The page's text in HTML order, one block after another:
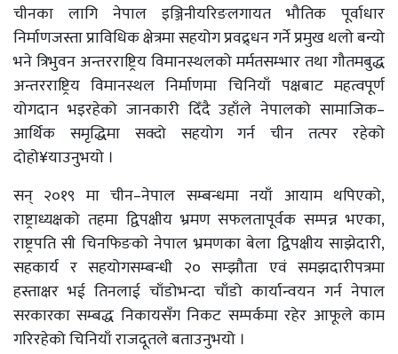
चीनका लागि नेपाल इञ्जिनीयरिङलगायत भौतिक पूर्वाधार
निर्माणजस्ता प्राविधिक क्षेत्रमा सहयोग प्रवद्र्धन गर्ने प्रमुख थलो बन्यो
भने त्रिभुवन अन्तरराष्ट्रिय विमानस्थलको मर्मतसम्भार तथा गौतमबुद्ध
अन्तरराष्ट्रिय विमानस्थल निर्माणमा चिनियाँ पक्षबाट महत्वपूर्ण
योगदान भइरहेको जानकारी दिँदै उहाँले नेपालको सामाजिक–
आर्थिक समृद्धिमा सक्दो सहयोग गर्न चीन तत्पर रहेको
दोहो¥याउनुभयो ।
सन् २०१९ मा चीन–नेपाल सम्बन्धमा नयाँ आयाम थपिएको,
राष्ट्राध्यक्षको तहमा द्विपक्षीय भ्रमण सफलतापूर्वक सम्पन्न भएका,
राष्ट्रपति सी चिनफिङको नेपाल भ्रमणका बेला द्विपक्षीय साझेदारी,
सहकार्य र सहयोगसम्बन्धी २० सम्झौता एवं समझदारीपत्रमा
हस्ताक्षर भई तिनलाई चाँडोभन्दा चाँडो कार्यान्वयन गर्न नेपाल
सरकारका सम्बद्ध निकायसँग निकट सम्पर्कमा रहेर आफूले काम
गरिरहेको चिनियाँ राजदूतले बताउनुभयो ।